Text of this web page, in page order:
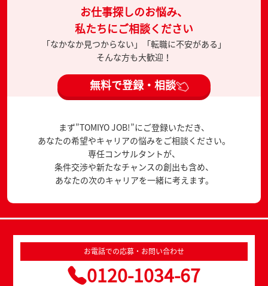
お仕事探しのお悩み、
私たちにご相談ください
「なかなか見つからない」「転職に不安がある」
そんな方も大歓迎！
無料で登録・相談
まず”TOMIYO JOB!”にご登録いただき、
あなたの希望やキャリアの悩みをご相談ください。
専任コンサルタントが、
条件交渉や新たなチャンスの創出も含め、
あなたの次のキャリアを一緒に考えます。
お電話での応募・お問い合わせ
0120-1034-67